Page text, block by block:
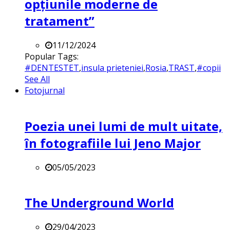
opțiunile moderne de
tratament”
11/12/2024
Popular Tags:
#DENTESTET,insula prieteniei,Rosia,TRAST,#copii
See All
Fotojurnal
Poezia unei lumi de mult uitate,
în fotografiile lui Jeno Major
05/05/2023
The Underground World
29/04/2023